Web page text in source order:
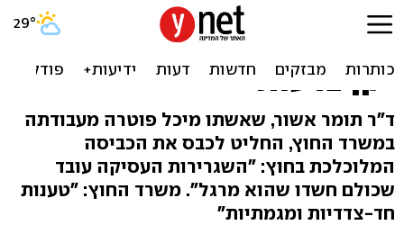
עובדת בשגרירות ישראל
בבלגיה פוטרה, בעלה זועם:
"קן צרעות"
ד"ר תומר אשור, שאשתו מיכל פוטרה מעבודתה
במשרד החוץ, החליט לכבס את הכביסה
המלוכלכת בחוץ: "השגרירות העסיקה עובד
שכולם חשדו שהוא מרגל". משרד החוץ: "טענות
חד-צדדיות ומגמתיות"